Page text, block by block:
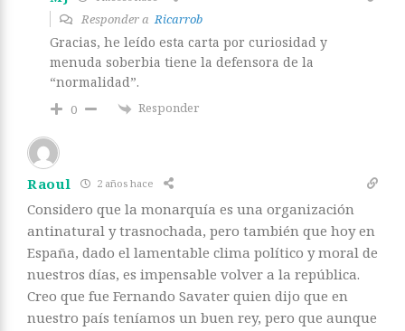
Responder aRicarrob
Gracias, he leído esta carta por curiosidad y
menuda soberbia tiene la defensora de la
“normalidad”.
0 Responder
Raoul 2 años hace
Considero que la monarquía es una organización
antinatural y trasnochada, pero también que hoy en
España, dado el lamentable clima político y moral de
nuestros días, es impensable volver a la república.
Creo que fue Fernando Savater quien dijo que en
nuestro país teníamos un buen rey, pero que aunque